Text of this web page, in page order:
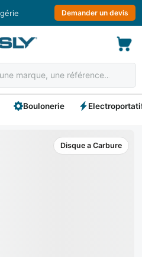
Demander un devis
Boulonerie
Disque a Carbure